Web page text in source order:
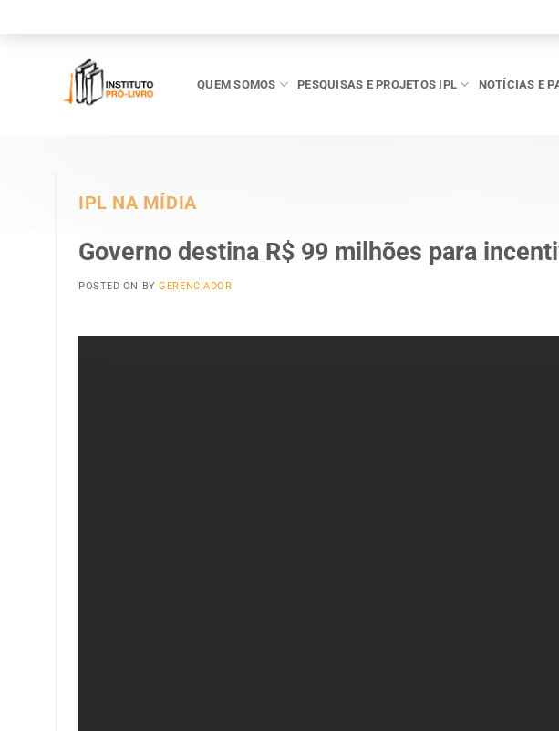
QUEM SOMOS PESQUISAS E PROJETOS IPL NOTÍCIAS E
IPL NA MÍDIA
Governo destina R$ 99 milhões para
POSTED ON BYGERENCIADOR